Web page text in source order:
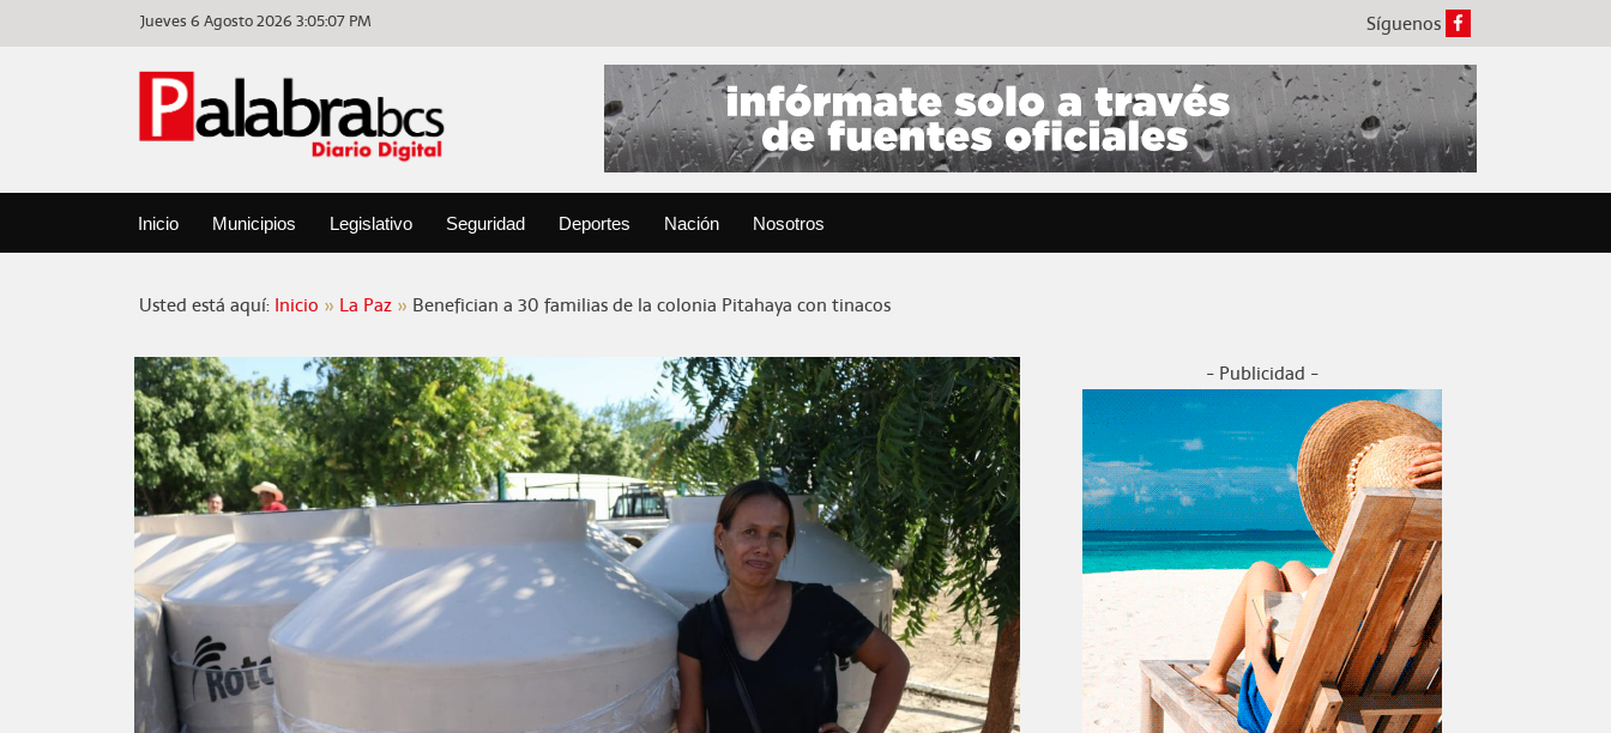
Jueves 6 Agosto 20263:05:07 PM Síguenos
Inicio Municipios Legislativo Seguridad Deportes Nación Nosotros
Usted está aquí: Inicio La Paz Benefician a 30 familias de la colonia Pitahaya con tinacos
- Publicidad -